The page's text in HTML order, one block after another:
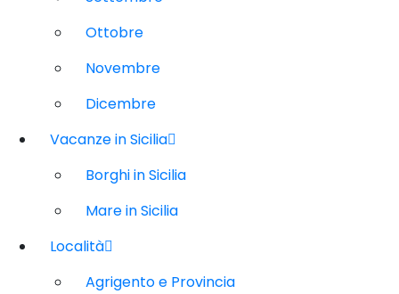
Ottobre
Novembre
Dicembre
Vacanze in Sicilia
Borghi in Sicilia
Mare in Sicilia
Località
Agrigento e Provincia